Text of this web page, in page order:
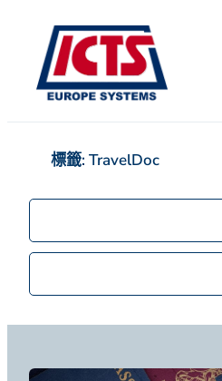
標籤: TravelDoc
搜
職
依
類